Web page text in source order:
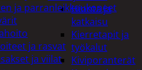
Hionta ja
katkaisu
Kierretapit ja
työkalut
Kiviporanterät
ja parranleikkuukoneet
ja rasvat
ja viilat